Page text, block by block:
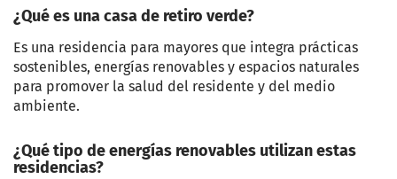
¿Qué es una casa de retiro verde?
Es una residencia para mayores que integra prácticas
sostenibles, energías renovables y espacios naturales
para promover la salud del residente y del medio
ambiente.
¿Qué tipo de energías renovables utilizan estas
residencias?